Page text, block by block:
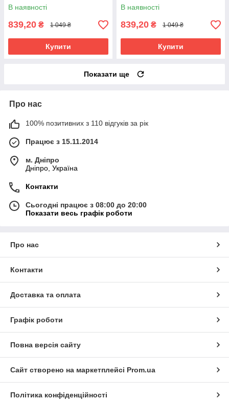
В наявності
839,20 ₴ 1 049 ₴
Купити
В наявності
839,20 ₴ 1 049 ₴
Купити
Показати ще
Про нас
100% позитивних з 110 відгуків за рік
Працює з 15.11.2014
м. Дніпро
Дніпро, Україна
Контакти
Сьогодні працює з 08:00 до 20:00
Показати весь графік роботи
Про нас
Контакти
Доставка та оплата
Графік роботи
Повна версія сайту
Сайт створено на маркетплейсі Prom.ua
Політика конфіденційності